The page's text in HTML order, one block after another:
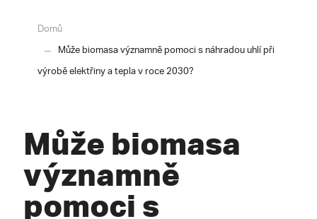
Domů
Může biomasa významně pomoci s náhradou uhlí při
výrobě elektřiny a tepla v roce 2030?
Může biomasa
významně
pomoci s